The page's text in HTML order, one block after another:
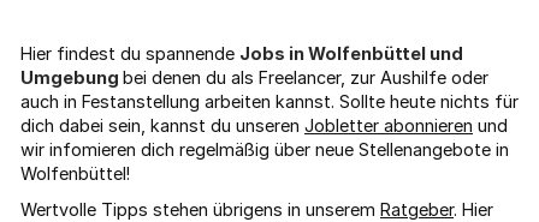
Hier findest du spannende Jobs in Wolfenbüttel und
Umgebung bei denen du als Freelancer, zur Aushilfe oder
auch in Festanstellung arbeiten kannst. Sollte heute nichts für
dich dabei sein, kannst du unseren Jobletter abonnieren und
wir infomieren dich regelmäßig über neue Stellenangebote in
Wolfenbüttel!
Wertvolle Tipps stehen übrigens in unserem Ratgeber. Hier